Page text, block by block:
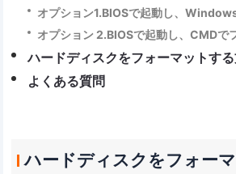
オプション1.BIOSで起動し、
オプション 2.BIOSで起動し、CMDで
ハードディスクをフォーマットす
よくある質問
ハードディスクをフォー